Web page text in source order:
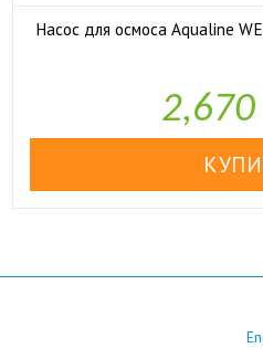
Насос для осмоса Aqualine
2,670